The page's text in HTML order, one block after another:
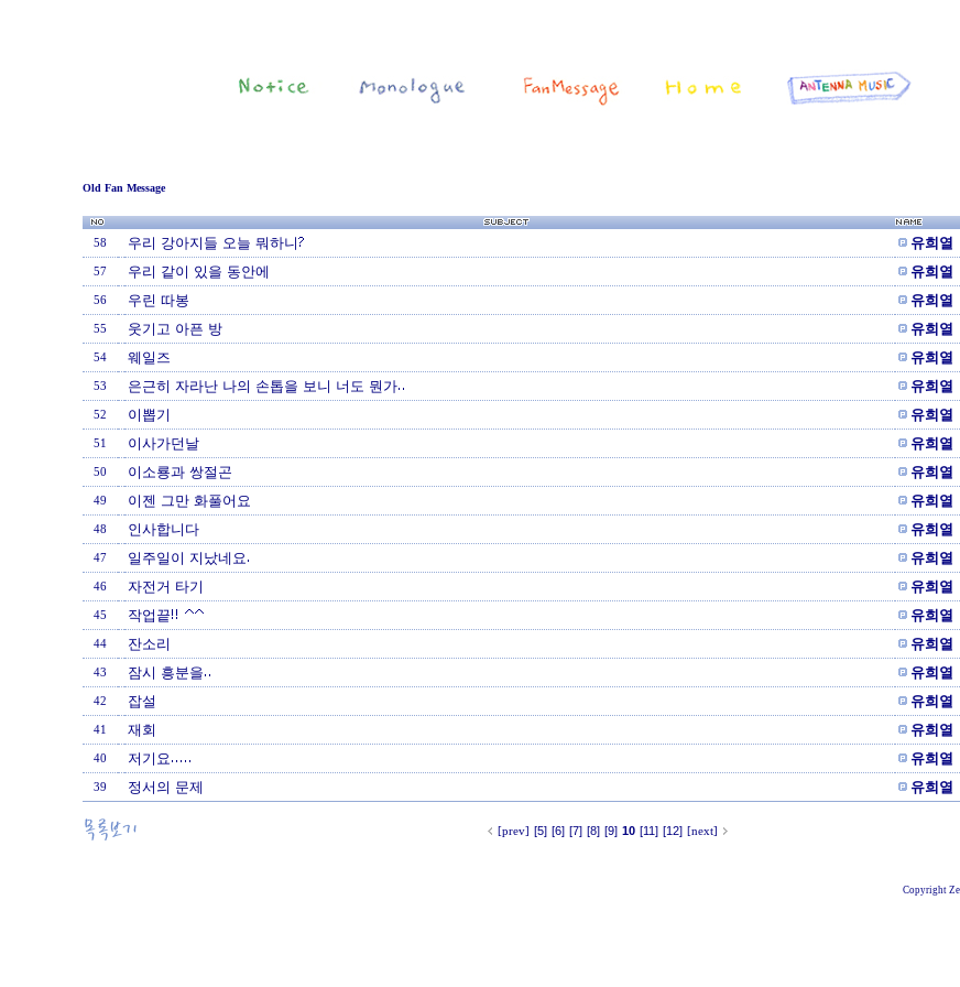
Old Fan Message
58 우리 강아지들 오늘 뭐하니? 유희열
57 우리 같이 있을 동안에 유희열
56 우린 따봉 유희열
55 웃기고 아픈 방 유희열
54 웨일즈 유희열
53 은근히 자라난 나의 손톱을 보니 너도 뭔가.. 유희열
52 이뽑기 유희열
51 이사가던날 유희열
50 이소룡과 쌍절곤 유희열
49 이젠 그만 화풀어요 유희열
48 인사합니다 유희열
47 일주일이 지났네요. 유희열
46 자전거 타기 유희열
45 작업끝!! ^^ 유희열
44 잔소리 유희열
43 잠시 흥분을.. 유희열
42 잡설 유희열
41 재회 유희열
40 저기요..... 유희열
39 정서의 문제 유희열
[prev] [5] [6] [7] [8] [9] 10 [11] [12] [next]
Copyright